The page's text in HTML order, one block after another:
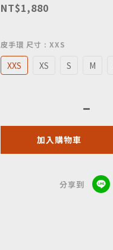
NT$1,880
皮手環 尺寸 : XXS
XXS XS S M
加入購物車
分享到